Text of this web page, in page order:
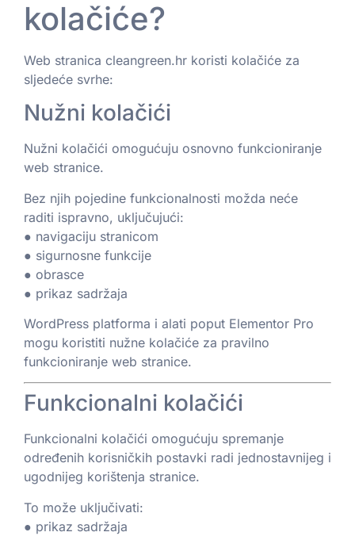
kolačiće?
Web stranica cleangreen.hr koristi kolačiće za
sljedeće svrhe:
Nužni kolačići
Nužni kolačići omogućuju osnovno funkcioniranje
web stranice.
Bez njih pojedine funkcionalnosti možda neće
raditi ispravno, uključujući:
● navigaciju stranicom
● sigurnosne funkcije
● obrasce
● prikaz sadržaja
WordPress platforma i alati poput Elementor Pro
mogu koristiti nužne kolačiće za pravilno
funkcioniranje web stranice.
Funkcionalni kolačići
Funkcionalni kolačići omogućuju spremanje
određenih korisničkih postavki radi jednostavnijeg i
ugodnijeg korištenja stranice.
To može uključivati:
● prikaz sadržaja